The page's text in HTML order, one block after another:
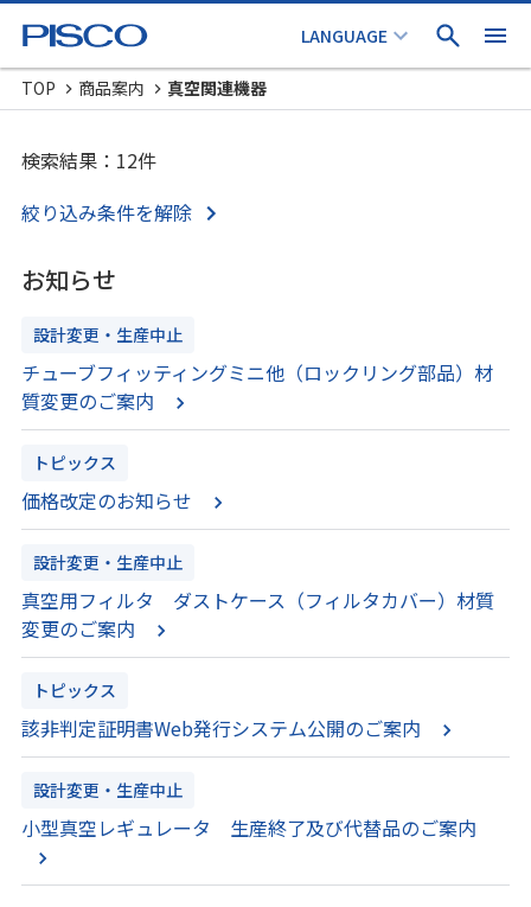
TOP 商品案内 真空関連機器
検索結果：12件
絞り込み条件を解除
お知らせ
設計変更・生産中止
チューブフィッティングミニ他（ロックリング部品）材
質変更のご案内
トピックス
価格改定のお知らせ
設計変更・生産中止
真空用フィルタ ダストケース（フィルタカバー）材質
変更のご案内
トピックス
該非判定証明書Web発行システム公開のご案内
設計変更・生産中止
小型真空レギュレータ 生産終了及び代替品のご案内